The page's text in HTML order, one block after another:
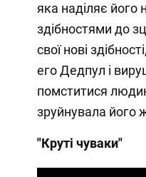
яка наділяє його
здібностями до
свої нові
его Дедпул і
помститися
зруйнувала його
"Круті чуваки"